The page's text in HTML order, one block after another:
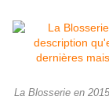
La Blosserie en